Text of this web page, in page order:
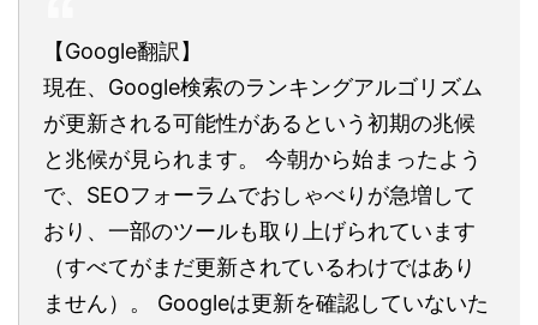
【Google翻訳】
現在、Google検索のランキングアルゴリズム
が更新される可能性があるという初期の兆候
と兆候が見られます。 今朝から始まったよう
で、SEOフォーラムでおしゃべりが急増して
おり、一部のツールも取り上げられています
（すべてがまだ更新されているわけではあり
ません）。 Googleは更新を確認していないた